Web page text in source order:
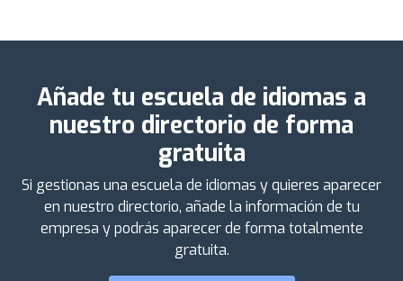
Añade tu escuela de idiomas a
nuestro directorio de forma
gratuita
Si gestionas una escuela de idiomas y quieres aparecer
en nuestro directorio, añade la información de tu
empresa y podrás aparecer de forma totalmente
gratuita.